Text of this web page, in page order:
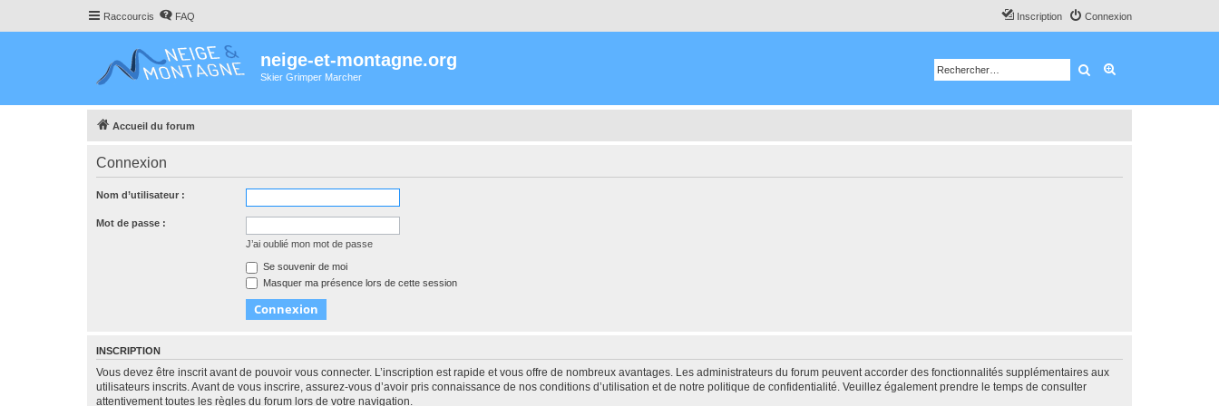
Raccourcis FAQ Connexion
Inscription
neige-et-montagne.org
Skier Grimper Marcher Rechercher
Accueil du forum
Connexion
Nom d’utilisateur :
Mot de passe :
J’ai oublié mon mot de passe
Se souvenir de moi
Masquer ma présence lors de cette session
INSCRIPTION
Vous devez être inscrit avant de pouvoir vous connecter. L’inscription est rapide et vous offre de nombreux avantages. Les administrateurs du forum peuvent accorder des fonctionnalités supplémentaires aux
utilisateurs inscrits. Avant de vous inscrire, assurez-vous d’avoir pris connaissance de nos conditions d’utilisation et de notre politique de confidentialité. Veuillez également prendre le temps de consulter
attentivement toutes les règles du forum lors de votre navigation.